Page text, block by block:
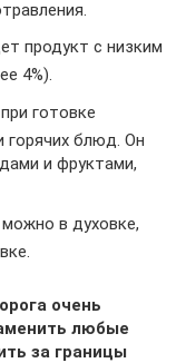
продукт с низким
4%).
готовке
горячих блюд. Он
и фруктами,
в духовке,
очень
любые
за границы